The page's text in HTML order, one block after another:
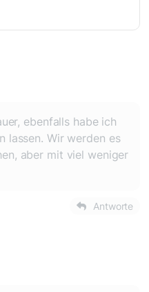
ebenfalls habe ich
lassen. Wir werden es
aber mit viel weniger
Antworte